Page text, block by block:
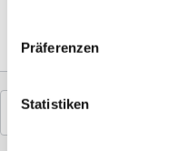
Präferenzen
Statistiken